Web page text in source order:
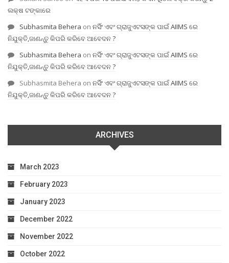
ଲକ୍ଷ ଟଙ୍କାରେ
Subhasmita Behera on ନର୍ସିଂ ଏବଂ ଗ୍ରାଜୁଏଟସଙ୍କ ପାଇଁ AIIMS ରେ
ନିଯୁକ୍ତି,ଜାଣନ୍ତୁ କିପରି କରିବେ ଆବେଦନ ?
Subhasmita Behera on ନର୍ସିଂ ଏବଂ ଗ୍ରାଜୁଏଟସଙ୍କ ପାଇଁ AIIMS ରେ
ନିଯୁକ୍ତି,ଜାଣନ୍ତୁ କିପରି କରିବେ ଆବେଦନ ?
Subhasmita Behera on ନର୍ସିଂ ଏବଂ ଗ୍ରାଜୁଏଟସଙ୍କ ପାଇଁ AIIMS ରେ
ନିଯୁକ୍ତି,ଜାଣନ୍ତୁ କିପରି କରିବେ ଆବେଦନ ?
ARCHIVES
March 2023
February 2023
January 2023
December 2022
November 2022
October 2022